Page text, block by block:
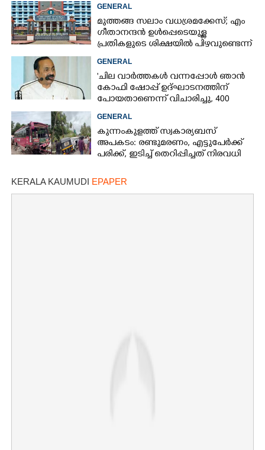
GENERAL
മുത്തങ്ങ സലാം വധശ്രമക്കേസ്; എം
ഗീതാനന്ദൻ ഉൾപ്പെടെയുള്ള
പ്രതികളുടെ ശിക്ഷയിൽ പിഴവുണ്ടെന്ന്
GENERAL
'ചില വാർത്തകൾ വന്നപ്പോൾ ഞാൻ
കോഫി ഷോപ്പ് ഉദ്ഘാടനത്തിന്
പോയതാണെന്ന് വിചാരിച്ചു, 400
GENERAL
കുന്നംകുളത്ത് സ്വകാര്യബസ്
അപകടം: രണ്ടുമരണം, എട്ടുപേർക്ക്
പരിക്ക്, ഇടിച്ച് തെറിപ്പിച്ചത് നിരവധി
KERALA KAUMUDI EPAPER